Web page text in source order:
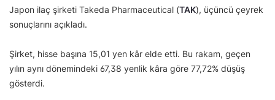
Japon ilaç şirketi Takeda Pharmaceutical (TAK), üçüncü çeyrek
sonuçlarını açıkladı.
Şirket, hisse başına 15,01 yen kâr elde etti. Bu rakam, geçen
yılın aynı dönemindeki 67,38 yenlik kâra göre 77,72% düşüş
gösterdi.